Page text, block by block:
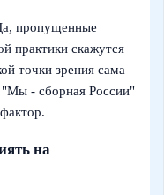
пропущенные
практики скажутся
точки зрения сама
"Мы - сборная России"
на